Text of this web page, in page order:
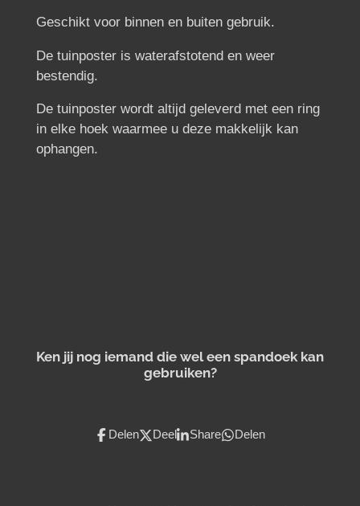
Geschikt voor binnen en buiten gebruik.
De tuinposter is waterafstotend en weer
bestendig.
De tuinposter wordt altijd geleverd met een ring
in elke hoek waarmee u deze makkelijk kan
ophangen.
Ken jij nog iemand die wel een spandoek kan
gebruiken?
Delen Deel Share Delen